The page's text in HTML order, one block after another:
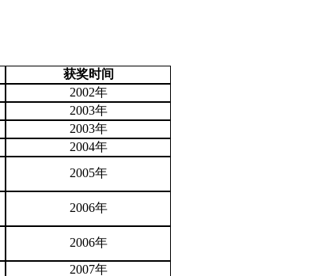
获奖时间
2002年
2003年
2003年
2004年
2005年
2006年
2006年
2007年